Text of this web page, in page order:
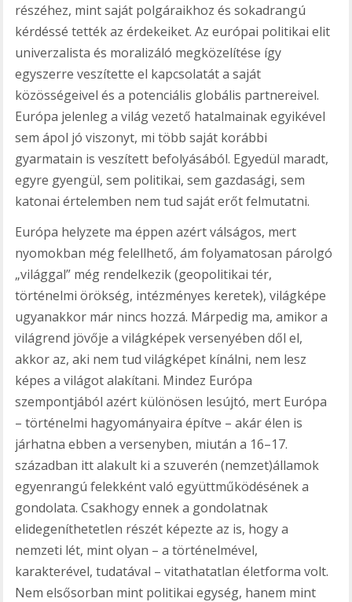
részéhez, mint saját polgáraikhoz és sokadrangú
kérdéssé tették az érdekeiket. Az európai politikai elit
univerzalista és moralizáló megközelítése így
egyszerre veszítette el kapcsolatát a saját
közösségeivel és a potenciális globális partnereivel.
Európa jelenleg a világ vezető hatalmainak egyikével
sem ápol jó viszonyt, mi több saját korábbi
gyarmatain is veszített befolyásából. Egyedül maradt,
egyre gyengül, sem politikai, sem gazdasági, sem
katonai értelemben nem tud saját erőt felmutatni.
Európa helyzete ma éppen azért válságos, mert
nyomokban még felellhető, ám folyamatosan párolgó
„világgal” még rendelkezik (geopolitikai tér,
történelmi örökség, intézményes keretek), világképe
ugyanakkor már nincs hozzá. Márpedig ma, amikor a
világrend jövője a világképek versenyében dől el,
akkor az, aki nem tud világképet kínálni, nem lesz
képes a világot alakítani. Mindez Európa
szempontjából azért különösen lesújtó, mert Európa
– történelmi hagyományaira építve – akár élen is
járhatna ebben a versenyben, miután a 16–17.
században itt alakult ki a szuverén (nemzet)államok
egyenrangú felekként való együttműködésének a
gondolata. Csakhogy ennek a gondolatnak
elidegeníthetetlen részét képezte az is, hogy a
nemzeti lét, mint olyan – a történelmével,
karakterével, tudatával – vitathatatlan életforma volt.
Nem elsősorban mint politikai egység, hanem mint